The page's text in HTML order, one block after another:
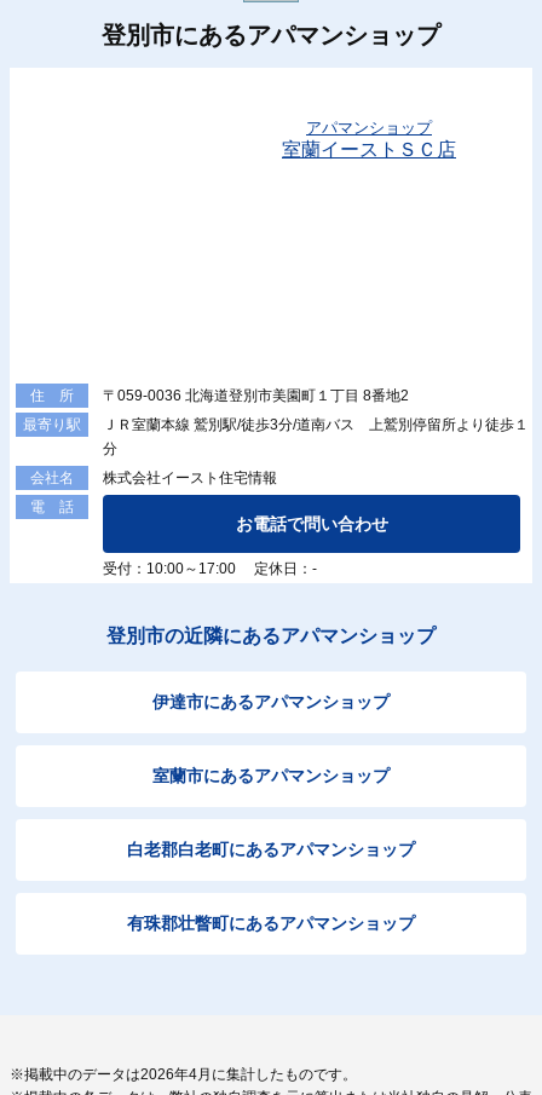
登別市にあるアパマンショップ
アパマンショップ
室蘭イーストＳＣ店
住 所
〒059-0036 北海道登別市美園町１丁目 8番地2
最寄り駅
ＪＲ室蘭本線 鷲別駅/徒歩3分/道南バス 上鷲別停留所より徒歩１
分
会社名
株式会社イースト住宅情報
電 話
お電話で問い合わせ
受付：10:00～17:00 定休日：-
登別市の近隣にあるアパマンショップ
伊達市にあるアパマンショップ
室蘭市にあるアパマンショップ
白老郡白老町にあるアパマンショップ
有珠郡壮瞥町にあるアパマンショップ
※掲載中のデータは2026年4月に集計したものです。